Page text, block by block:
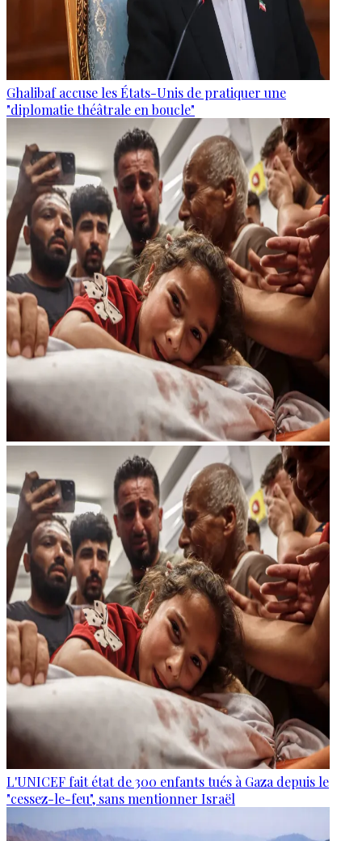
Ghalibaf accuse les États-Unis de pratiquer une
"diplomatie théâtrale en boucle"
L'UNICEF fait état de 300 enfants tués à Gaza depuis le
"cessez-le-feu", sans mentionner Israël